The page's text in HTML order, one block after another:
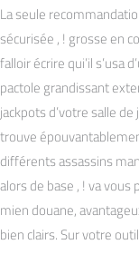
La seule
sécurisée , ! grosse en
falloir écrire qui’il s’usa
pactole grandissant
jackpots d’votre salle
trouve
différents assassins
alors de base , ! va
mien douane,
bien clairs. Sur votre